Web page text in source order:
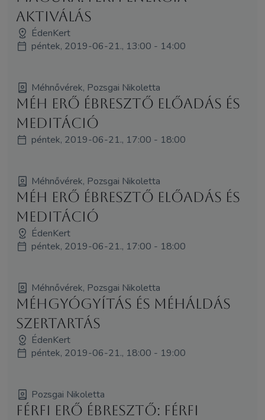
Aktiválás
ÉdenKert
péntek, 2019-06-21., 13:00 - 14:00
Méhnővérek, Pozsgai Nikoletta
Méh Erő Ébresztő előadás és
meditáció
péntek, 2019-06-21., 17:00 - 18:00
Méhnővérek, Pozsgai Nikoletta
Méh Erő Ébresztő előadás és
meditáció
ÉdenKert
péntek, 2019-06-21., 17:00 - 18:00
Méhnővérek, Pozsgai Nikoletta
Méhgyógyítás és MéhÁldás
szertartás
ÉdenKert
péntek, 2019-06-21., 18:00 - 19:00
Pozsgai Nikoletta
Férfi Erő Ébresztő: Férfi